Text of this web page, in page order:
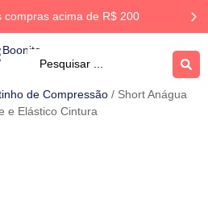
compras acima de R$ 200
de Compressão / Short Anágua
e Elástico Cintura